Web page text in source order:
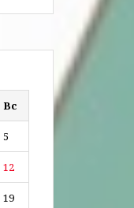
Вс
5
12
19